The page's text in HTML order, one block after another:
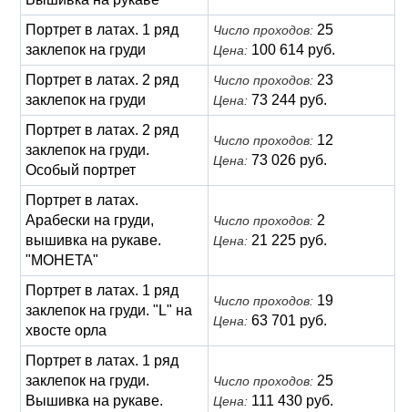
Портрет в латах. 1 ряд
заклепок на груди
Число проходов: 25
Цена: 100 614 руб.
Портрет в латах. 2 ряд
заклепок на груди
Число проходов: 23
Цена: 73 244 руб.
Портрет в латах. 2 ряд
заклепок на груди.
Особый портрет
Число проходов: 12
Цена: 73 026 руб.
Портрет в латах.
Арабески на груди,
вышивка на рукаве.
"МОНЕТА"
Число проходов: 2
Цена: 21 225 руб.
Портрет в латах. 1 ряд
заклепок на груди. "L" на
хвосте орла
Число проходов: 19
Цена: 63 701 руб.
Портрет в латах. 1 ряд
заклепок на груди.
Вышивка на рукаве.
Число проходов: 25
Цена: 111 430 руб.